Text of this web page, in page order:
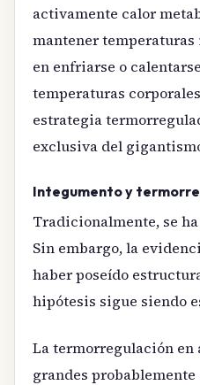
activamente calor
mantener temperaturas
en enfriarse o
temperaturas
estrategia
exclusiva del
Integumento y
Tradicionalmente, se
Sin embargo, la
haber poseído
hipótesis sigue siendo
La termorregulación en
grandes